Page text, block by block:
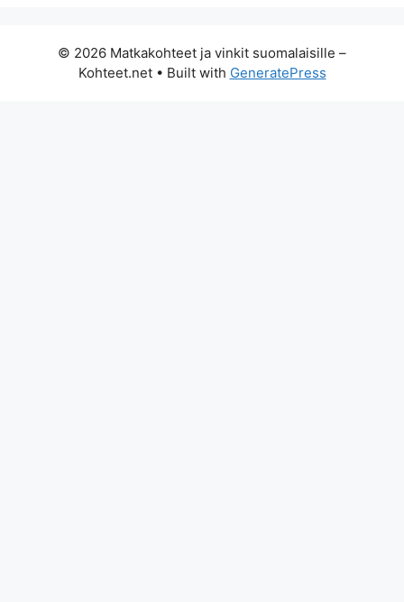
© 2026 Matkakohteet ja vinkit suomalaisille –
Kohteet.net• Built with GeneratePress